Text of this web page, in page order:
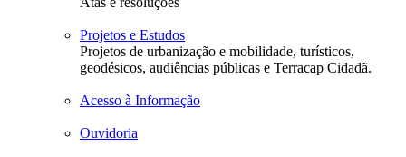
Projetos e Estudos
Projetos de urbanização e mobilidade, turísticos,
geodésicos, audiências públicas e Terracap Cidadã.
Acesso à Informação
Ouvidoria